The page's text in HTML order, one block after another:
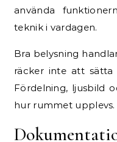
använda
teknik i vardagen.
Bra belysning
räcker inte att
Fördelning, ljusbild
hur rummet upplevs.